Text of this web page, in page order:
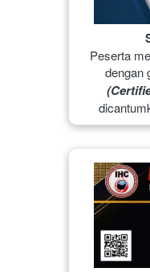
Peserta
dengan